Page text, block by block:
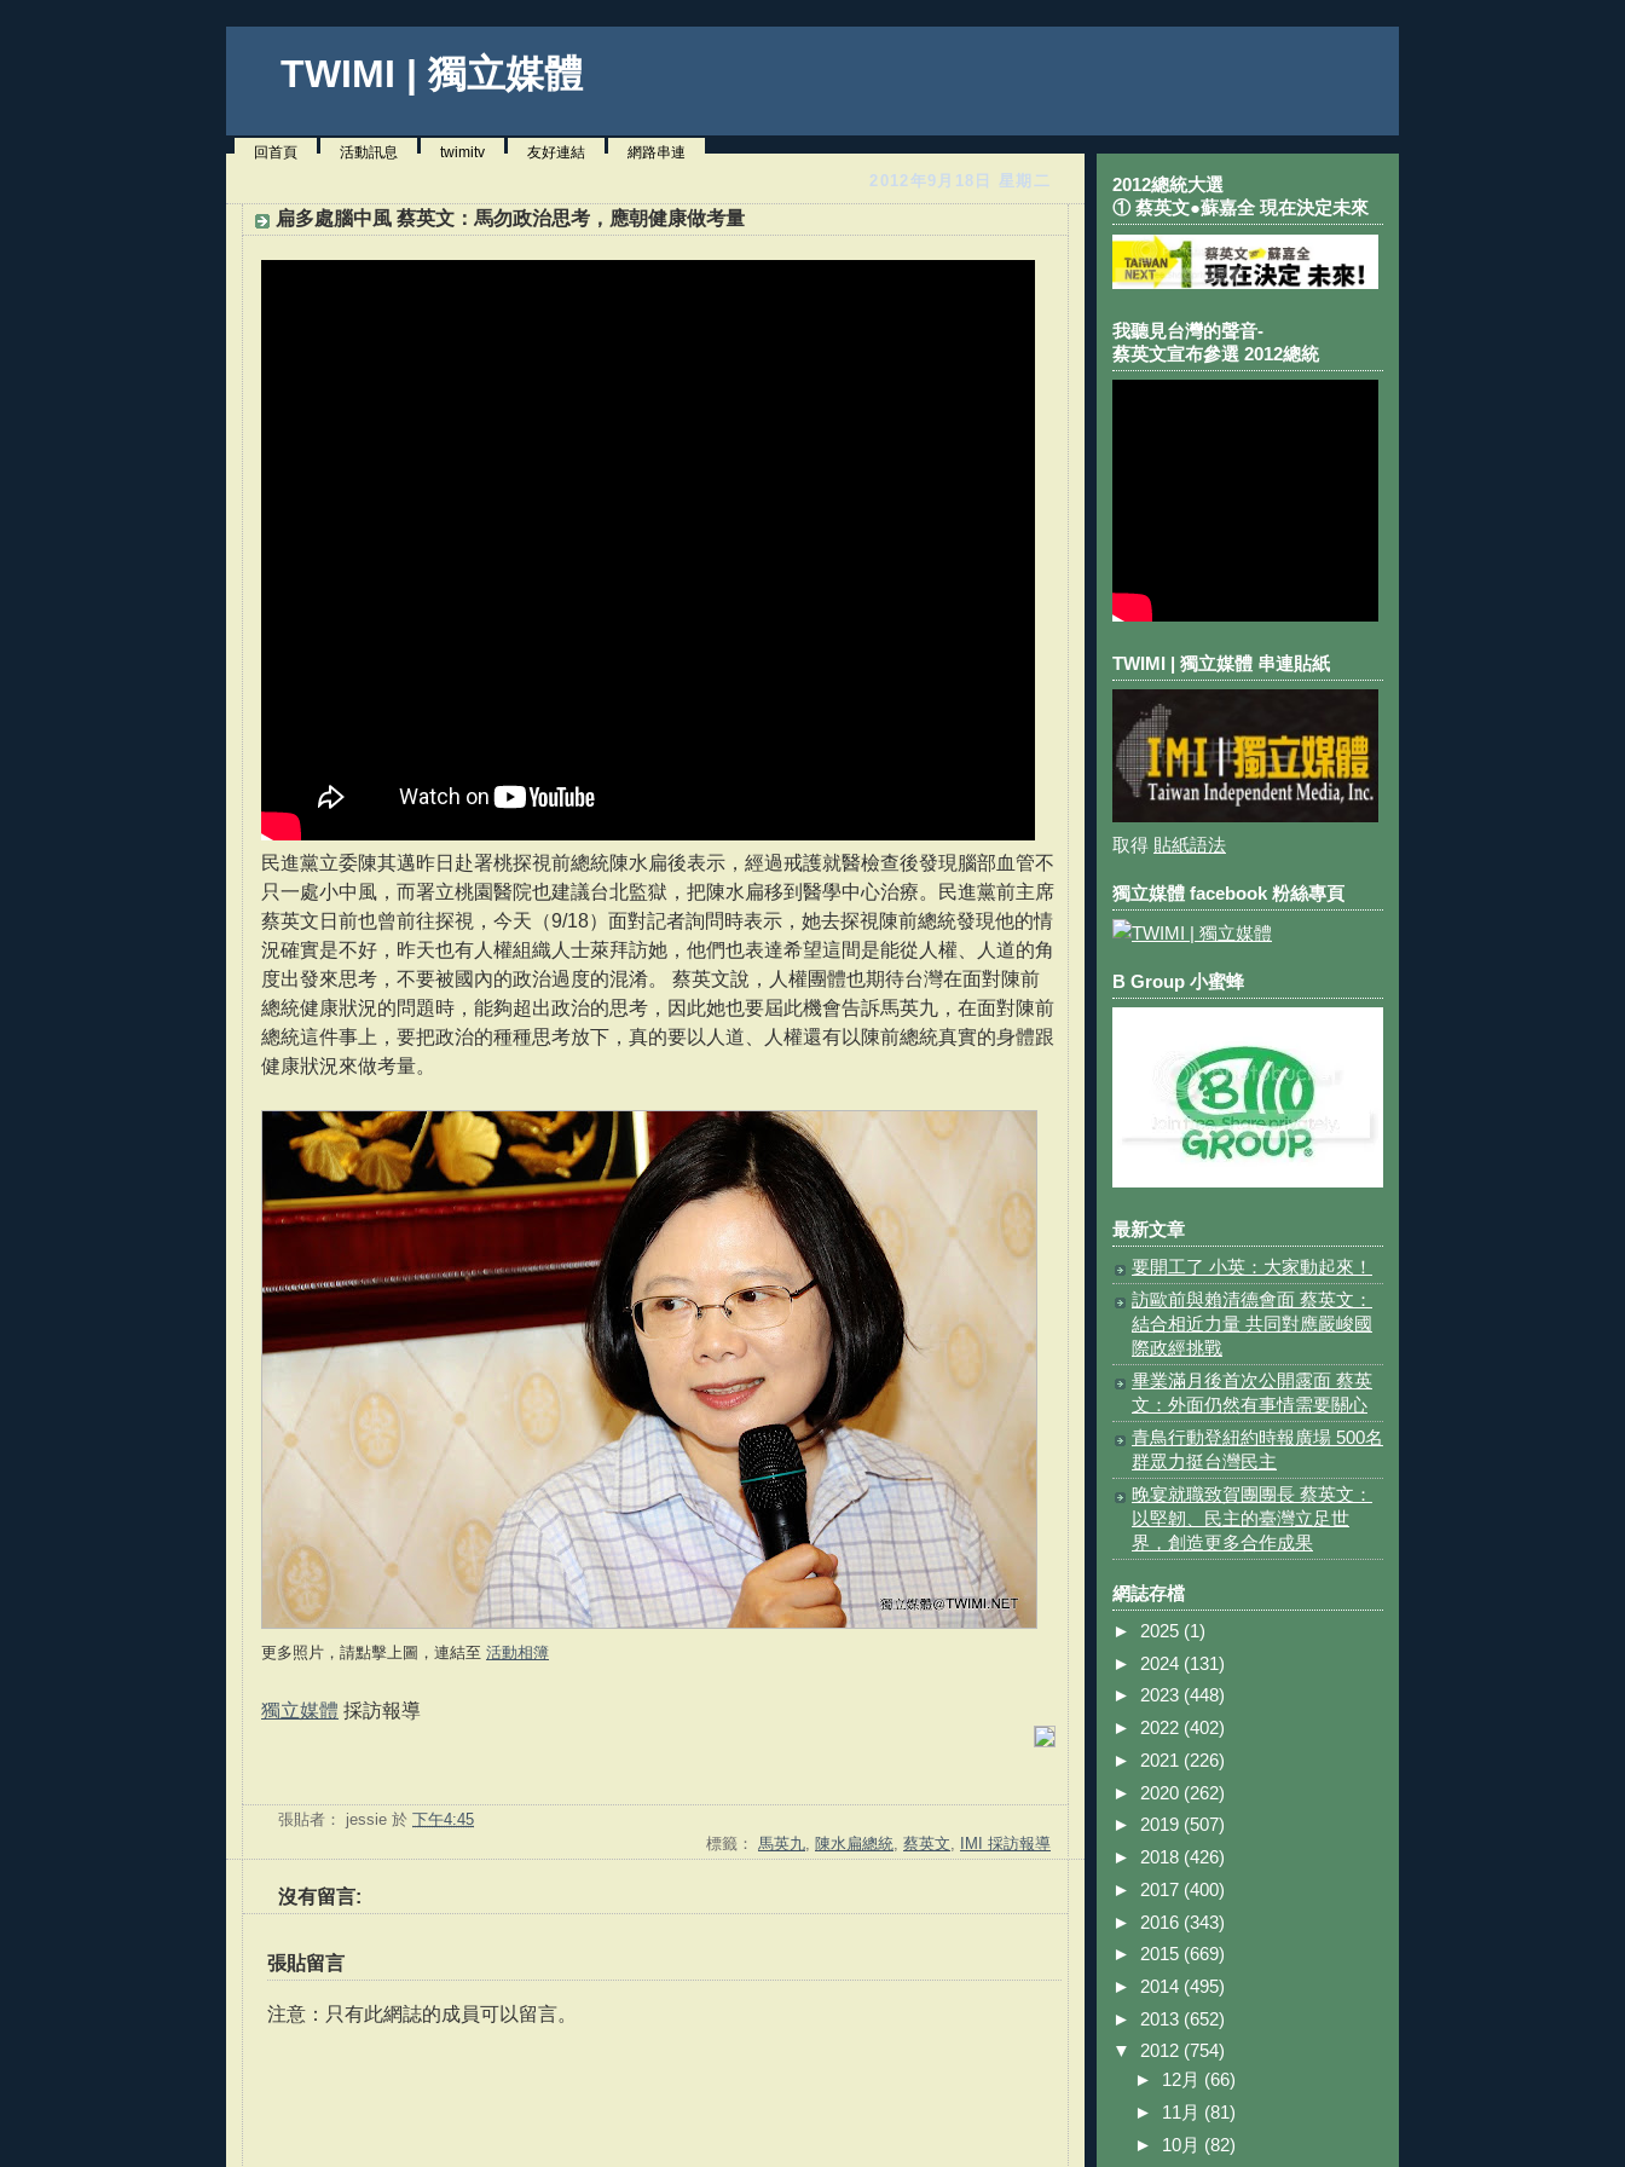
TWIMI | 獨立媒體
回首頁 活動訊息 twimitv 友好連結 網路串連
2012年9月18日 星期二
扁多處腦中風 蔡英文：馬勿政治思考，應朝健康做考量
民進黨立委陳其邁昨日赴署桃探視前總統陳水扁後表示，經過戒護就醫檢查後發現腦部血管不
只一處小中風，而署立桃園醫院也建議台北監獄，把陳水扁移到醫學中心治療。民進黨前主席
蔡英文日前也曾前往探視，今天（9/18）面對記者詢問時表示，她去探視陳前總統發現他的情
況確實是不好，昨天也有人權組織人士萊拜訪她，他們也表達希望這間是能從人權、人道的角
度出發來思考，不要被國內的政治過度的混淆。 蔡英文說，人權團體也期待台灣在面對陳前
總統健康狀況的問題時，能夠超出政治的思考，因此她也要屆此機會告訴馬英九，在面對陳前
總統這件事上，要把政治的種種思考放下，真的要以人道、人權還有以陳前總統真實的身體跟
健康狀況來做考量。
更多照片，請點擊上圖，連結至 活動相簿
獨立媒體 採訪報導
張貼者： jessie 於 下午4:45
標籤： 馬英九 陳水扁總統 蔡英文 IMI 採訪報導
沒有留言:
張貼留言
注意：只有此網誌的成員可以留言。
2012總統大選
① 蔡英文●蘇嘉全 現在決定未來
我聽見台灣的聲音-
蔡英文宣布參選 2012總統
TWIMI | 獨立媒體 串連貼紙
取得 貼紙語法
獨立媒體 facebook 粉絲專頁
B Group 小蜜蜂
最新文章
要開工了 小英：大家動起來！
訪歐前與賴清德會面 蔡英文：
結合相近力量 共同對應嚴峻國
際政經挑戰
畢業滿月後首次公開露面 蔡英
文：外面仍然有事情需要關心
青鳥行動登紐約時報廣場 500名
群眾力挺台灣民主
晚宴就職致賀團團長 蔡英文：
以堅韌、民主的臺灣立足世
界，創造更多合作成果
網誌存檔
► 2025 (1)
► 2024 (131)
► 2023 (448)
► 2022 (402)
► 2021 (226)
► 2020 (262)
► 2019 (507)
► 2018 (426)
► 2017 (400)
► 2016 (343)
► 2015 (669)
► 2014 (495)
► 2013 (652)
▼ 2012 (754)
► 12月 (66)
► 11月 (81)
► 10月 (82)